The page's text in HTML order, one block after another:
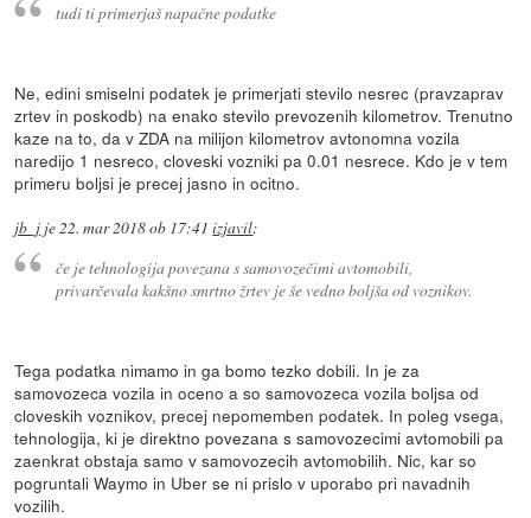
tudi ti primerjaš napačne podatke
Ne, edini smiselni podatek je primerjati stevilo nesrec (pravzaprav
zrtev in poskodb) na enako stevilo prevozenih kilometrov. Trenutno
kaze na to, da v ZDA na milijon kilometrov avtonomna vozila
naredijo 1 nesreco, cloveski vozniki pa 0.01 nesrece. Kdo je v tem
primeru boljsi je precej jasno in ocitno.
jb_j je22. mar 2018 ob 17:41 izjavil:
če je tehnologija povezana s samovozečimi avtomobili,
privarčevala kakšno smrtno žrtev je še vedno boljša od voznikov.
Tega podatka nimamo in ga bomo tezko dobili. In je za
samovozeca vozila in oceno a so samovozeca vozila boljsa od
cloveskih voznikov, precej nepomemben podatek. In poleg vsega,
tehnologija, ki je direktno povezana s samovozecimi avtomobili pa
zaenkrat obstaja samo v samovozecih avtomobilih. Nic, kar so
pogruntali Waymo in Uber se ni prislo v uporabo pri navadnih
vozilih.